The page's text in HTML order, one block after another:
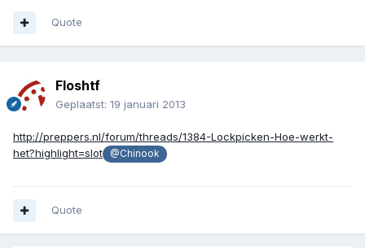
Quote
Floshtf
Geplaatst: 19 januari 2013
http://preppers.nl/forum/threads/1384-Lockpicken-Hoe-werkt-
het?highlight=slot
@Chinook
Quote